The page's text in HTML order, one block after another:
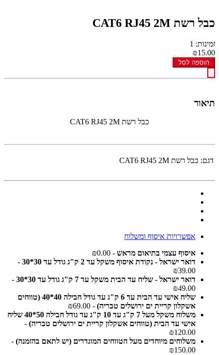
כבל רשת CAT6 RJ45 2M
זמינות: 1
₪15.00
הוספה לסל
תיאור
כבל רשת CAT6 RJ45 2M
דגם: כבל רשת CAT6 RJ45 2M
אפשרויות איסוף ומשלוח
איסוף עצמי בתיאום מראש - ₪0.00
דואר ישראל - נקודת איסוף משקל עד 2 ק"ג גודל עד 30*30
-
₪39.00
דואר ישראל - שליח עד הבית משקל עד 7 ק"ג גודל עד 30*30
-
₪49.00
שליח אישי עד הבית עד 6 ק"ג עד גודל חבילה 40*40 (טווחים
אשקלון קריית ים ירושלים טבריה) - ₪69.00
משלוח משקל מעל 7 ק"ג עד 10 ק"ג עד גודל חבילה 50*40 שליח
אישי עד הבית (טווחים אשקלון קריית ים ירושלים טבריה) -
₪120.00
משלוחים מיוחדים מעל הטווחים המוגדרים (יש לתאם בהזמנה) -
₪150.00